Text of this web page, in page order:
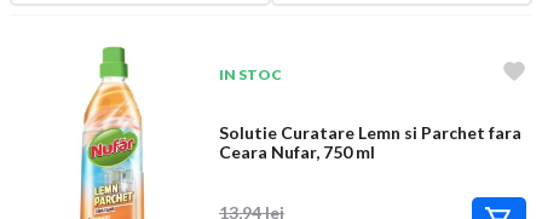
IN STOC
Solutie Curatare Lemn si Parchet fara
Ceara Nufar, 750 ml
13,94 lei